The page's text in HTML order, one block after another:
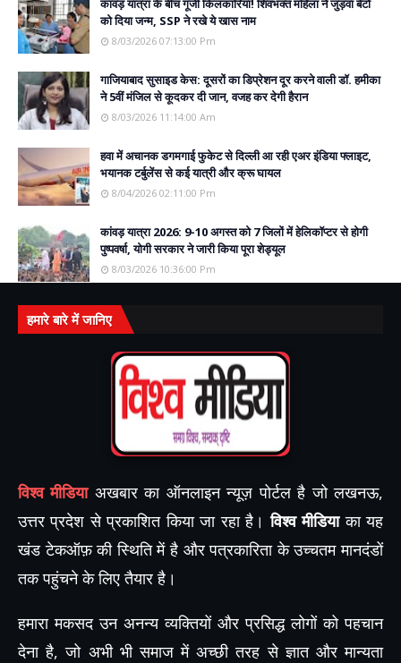
कांवड़ यात्रा के बीच गूंजी किलकारियां! शिवभक्त महिला ने जुड़वा बेटों
को दिया जन्म, SSP ने रखे ये खास नाम
8/03/2026 07:13:00 Pm
गाजियाबाद सुसाइड केस: दूसरों का डिप्रेशन दूर करने वाली डॉ. हमीका
ने 5वीं मंजिल से कूदकर दी जान, वजह कर देगी हैरान
8/03/2026 11:14:00 Am
हवा में अचानक डगमगाई फुकेट से दिल्ली आ रही एअर इंडिया फ्लाइट,
भयानक टर्बुलेंस से कई यात्री और क्रू घायल
8/04/2026 02:11:00 Pm
कांवड़ यात्रा 2026: 9-10 अगस्त को 7 जिलों में हेलिकॉप्टर से होगी
पुष्पवर्षा, योगी सरकार ने जारी किया पूरा शेड्यूल
8/03/2026 10:36:00 Pm
हमारे बारे में जानिए
विश्व मीडियाअखबार का ऑनलाइन न्यूज़ पोर्टल है जो लखनऊ,
उत्तर प्रदेश से प्रकाशित किया जा रहा है।विश्व मीडियाका यह
खंड टेकऑफ़ की स्थिति में है और पत्रकारिता के उच्चतम मानदंडों
तक पहुंचने के लिए तैयार है।
हमारा मकसद उन अनन्य व्यक्तियों और प्रसिद्ध लोगों को पहचान
देना है, जो अभी भी समाज में अच्छी तरह से ज्ञात और मान्यता